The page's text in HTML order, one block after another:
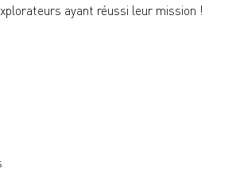
ayant réussi leur mission !